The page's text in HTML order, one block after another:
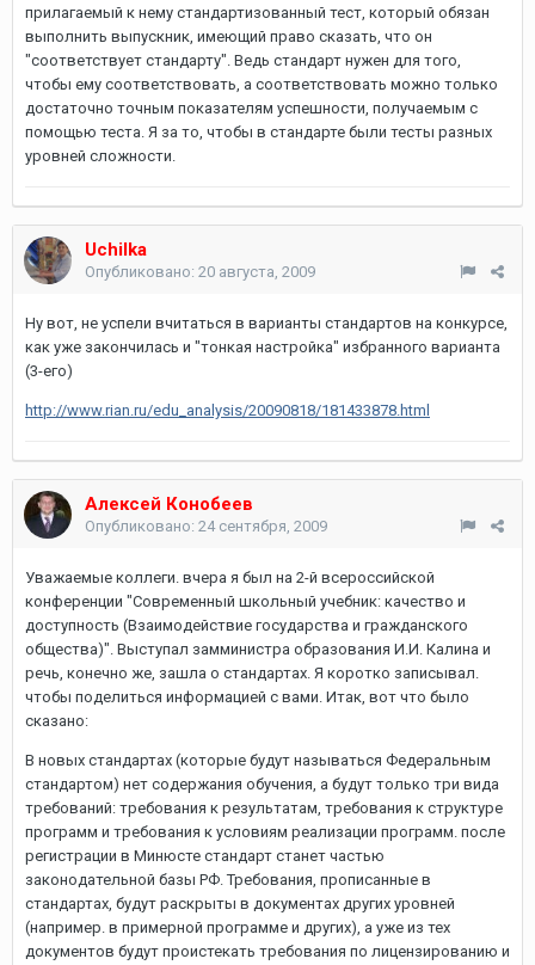
прилагаемый к нему стандартизованный тест, который обязан
выполнить выпускник, имеющий право сказать, что он
"соответствует стандарту". Ведь стандарт нужен для того,
чтобы ему соответствовать, а соответствовать можно только
достаточно точным показателям успешности, получаемым с
помощью теста. Я за то, чтобы в стандарте были тесты разных
уровней сложности.
Uchilka
Опубликовано: 20 августа, 2009
Ну вот, не успели вчитаться в варианты стандартов на конкурсе,
как уже закончилась и "тонкая настройка" избранного варианта
(3-его)
http://www.rian.ru/edu_analysis/20090818/181433878.html
Алексей Конобеев
Опубликовано: 24 сентября, 2009
Уважаемые коллеги. вчера я был на 2-й всероссийской
конференции "Современный школьный учебник: качество и
доступность (Взаимодействие государства и гражданского
общества)". Выступал замминистра образования И.И. Калина и
речь, конечно же, зашла о стандартах. Я коротко записывал.
чтобы поделиться информацией с вами. Итак, вот что было
сказано:
В новых стандартах (которые будут называться Федеральным
стандартом) нет содержания обучения, а будут только три вида
требований: требования к результатам, требования к структуре
программ и требования к условиям реализации программ. после
регистрации в Минюсте стандарт станет частью
законодательной базы РФ. Требования, прописанные в
стандартах, будут раскрыты в документах других уровней
(например. в примерной программе и других), а уже из тех
документов будут проистекать требования по лицензированию и